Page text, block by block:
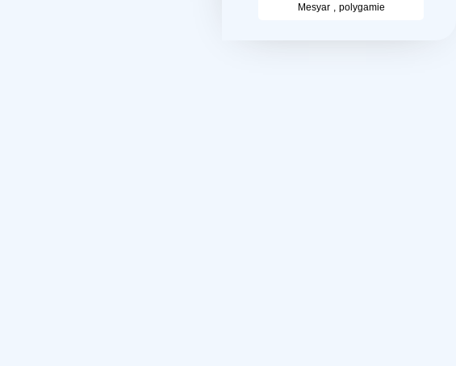
Mesyar , polygamie